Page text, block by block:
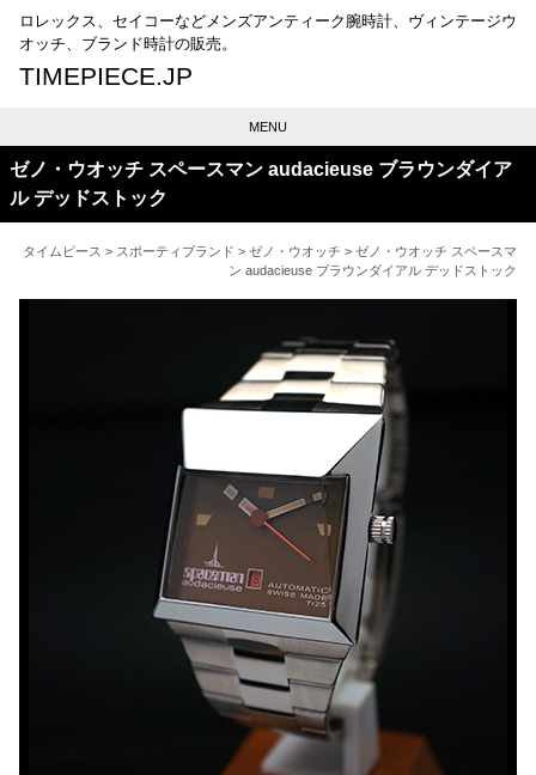
ロレックス、セイコーなどメンズアンティーク腕時計、ヴィンテージウ
オッチ、ブランド時計の販売。
TIMEPIECE.JP
MENU
ゼノ・ウオッチ スペースマン audacieuse ブラウンダイア
ル デッドストック
タイムピース > スポーティブランド > ゼノ・ウオッチ > ゼノ・ウオッチ スペースマ
ン audacieuse ブラウンダイアル デッドストック